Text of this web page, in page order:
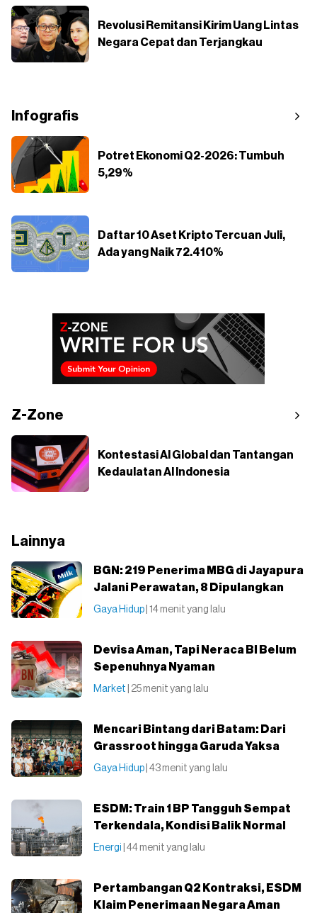
Revolusi Remitansi Kirim Uang Lintas
Negara Cepat dan Terjangkau
Infografis
Potret Ekonomi Q2-2026: Tumbuh
5,29%
Daftar 10 Aset Kripto Tercuan Juli,
Ada yang Naik 72.410%
Z-Zone
Kontestasi AI Global dan Tantangan
Kedaulatan AI Indonesia
Lainnya
BGN: 219 Penerima MBG di Jayapura
Jalani Perawatan, 8 Dipulangkan
Gaya Hidup | 14 menit yang lalu
Devisa Aman, Tapi Neraca BI Belum
Sepenuhnya Nyaman
Market | 25 menit yang lalu
Mencari Bintang dari Batam: Dari
Grassroot hingga Garuda Yaksa
Gaya Hidup | 43 menit yang lalu
ESDM: Train 1 BP Tangguh Sempat
Terkendala, Kondisi Balik Normal
Energi | 44 menit yang lalu
Pertambangan Q2 Kontraksi, ESDM
Klaim Penerimaan Negara Aman